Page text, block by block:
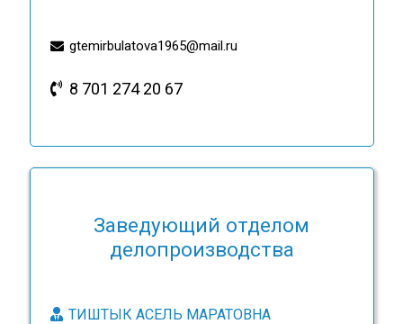
gtemirbulatova1965@mail.ru
8 701 274 20 67
Заведующий отделом
делопроизводства
ТИШТЫК АСЕЛЬ МАРАТОВНА